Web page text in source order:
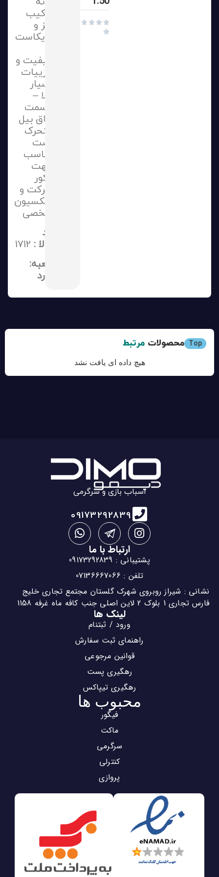





ترکیب
فلز و
دایکاست
کیفیت و
جزییات
بسیار
بالا –
قسمت
اتاق بیل
متحرک
است
مناسب
جهت
دکور
شرکت و
کلکسیون
شخصی
کد
کالا :
1712
جعبه:
دارد
Top محصولات مرتبط
هیچ داده ای یافت نشد
اسباب بازی و سرگرمی
09173292839
ارتباط با ما
پشتیبانی : 09173292839
تلفن : 07136667066
نشانی : شیراز روبروی شهرک گلستان مجتمع تجاری خلیج
فارس تجاری 1 بلوک 2 لاین اصلی جنب کافه ماه غرفه 1158
لینک ها
ورود / ثبتنام
راهنمای ثبت سفارش
قوانین مرجوعی
رهگیری پست
رهگیری تیپاکس
محبوب ها
فیگور
ماکت
سرگرمی
کنترلی
پروازی